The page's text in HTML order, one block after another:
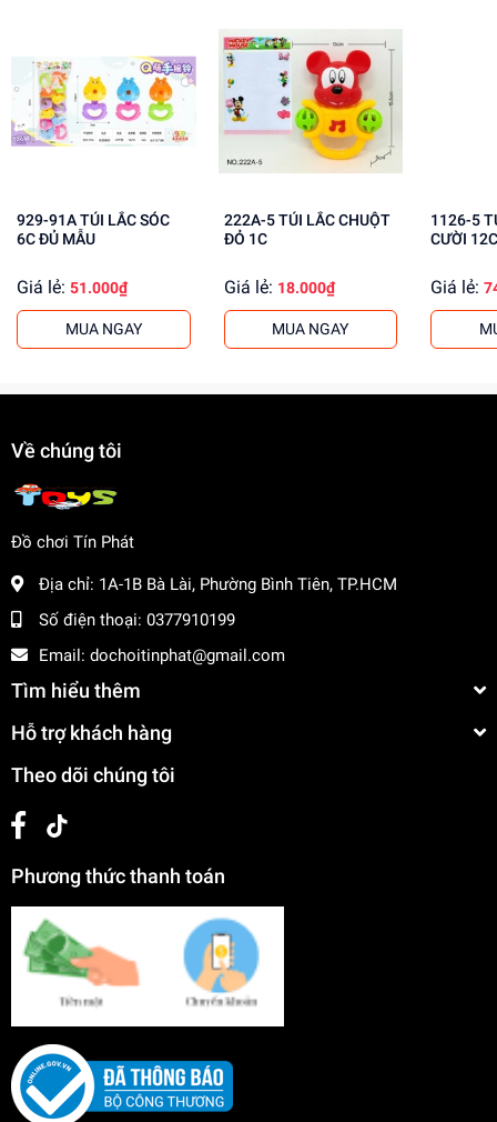
Phát triển tư duy, sáng tạo
Rèn luyện kỹ năng giải quyết vấn đề
Tăng cường khả năng phối hợp tay mắt
Mua ngay tạidochoitinphat.com
, chúng tôi cung cấp giá sỉ
cho khách buôn. Liên hệ ngay để có giá tốt nhất!
929-91A TÚI LẮC SÓC
6C ĐỦ MẪU
Giá lẻ: 51.000₫
MUA NGAY
222A-5 TÚI LẮC CHUỘT
ĐỎ 1C
Giá lẻ: 18.000₫
MUA NGAY
1126-5 TÚI LẮC MẶT
CƯỜI
Giá lẻ:
Về chúng tôi
Đồ chơi Tín Phát
Địa chỉ: 1A-1B Bà Lài, Phường Bình Tiên, TP.HCM
Số điện thoại: 0377910199
Email: dochoitinphat@gmail.com
Tìm hiểu thêm
Hỗ trợ khách hàng
Theo dõi chúng tôi
Phương thức thanh toán